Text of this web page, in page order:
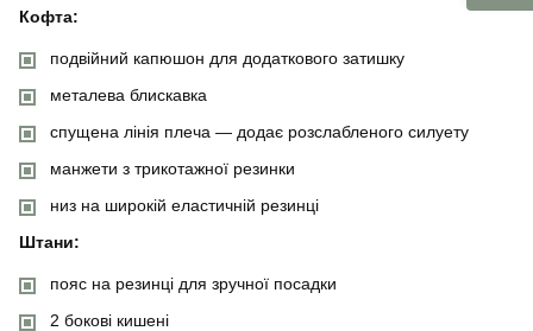
Кофта:
подвійний капюшон для додаткового затишку
металева блискавка
спущена лінія плеча — додає розслабленого силуету
манжети з трикотажної резинки
низ на широкій еластичній резинці
Штани:
пояс на резинці для зручної посадки
2 бокові кишені